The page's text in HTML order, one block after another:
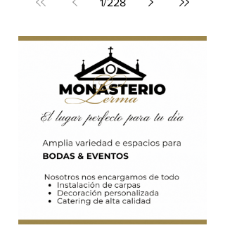
especializada en inversiones inmobiliarias,
Capital
1/228